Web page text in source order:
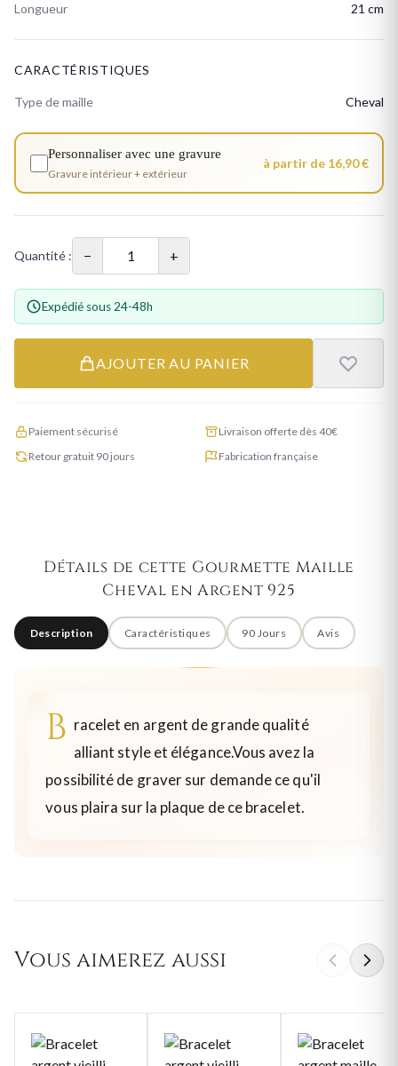
Longueur
21 cm
CARACTÉRISTIQUES
Type de maille Cheval
Personnaliser avec une gravure
Gravure intérieur + extérieur
à partir de 16,90 €
Quantité : − +
Expédié sous 24-48h
AJOUTER AU PANIER
Paiement sécurisé
Livraison offerte dès 40€
Retour gratuit 90 jours
Fabrication française
Détails de cette Gourmette Maille
Cheval en Argent 925
Description Caractéristiques 90 Jours Avis
B racelet en argent de grande qualité
alliant style et élégance.Vous avez la
possibilité de graver sur demande ce qu'il
vous plaira sur la plaque de ce bracelet.
Vous aimerez aussi